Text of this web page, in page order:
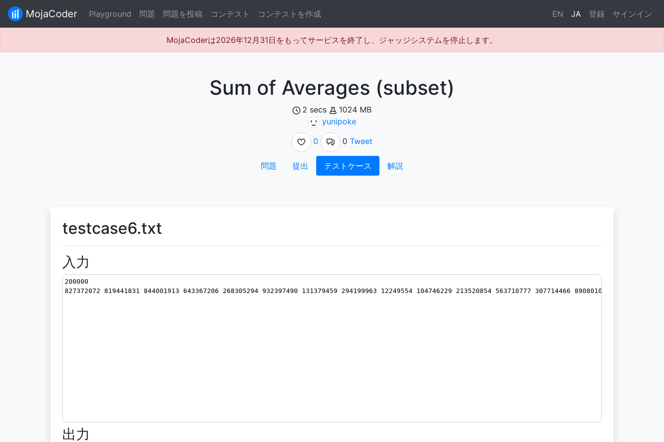
MojaCoder Playground 問題 問題を投稿 コンテスト コンテストを作成 EN JA 登録 サインイン
MojaCoderは2026年12月31日をもってサービスを終了し、ジャッジシステムを停止します。
Sum of Averages (subset)
2 secs
1024 MB
yunipoke
0
0 Tweet
問題 提出 テストケース 解説
testcase6.txt
入力
200000
827372072 819441831 844001913 643367206 268305294 932397490 131379459 294199963 12249554 104746229 213520854 563710777 307714466 890801046
出力